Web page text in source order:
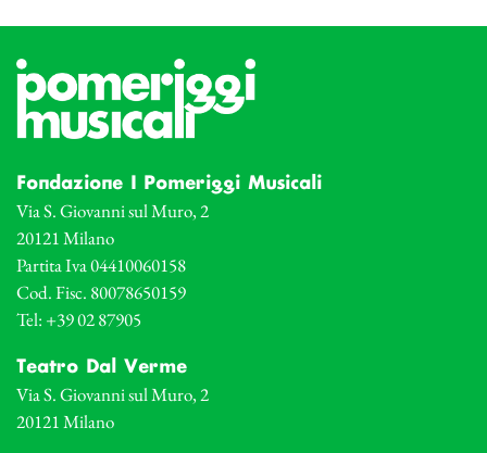
Fondazione I Pomeriggi Musicali
Via S. Giovanni sul Muro, 2
20121 Milano
Partita Iva 04410060158
Cod. Fisc. 80078650159
Tel: +39 02 87905
Teatro Dal Verme
Via S. Giovanni sul Muro, 2
20121 Milano